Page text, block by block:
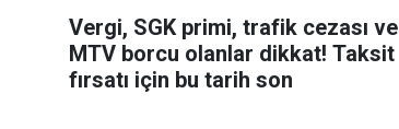
Vergi, SGK primi, trafik cezası ve
MTV borcu olanlar dikkat! Taksit
fırsatı için bu tarih son